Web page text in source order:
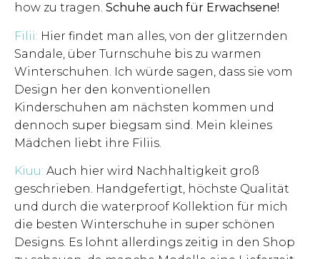
how zu tragen. Schuhe auch für Erwachsene!
Filii: Hier findet man alles, von der glitzernden
Sandale, über Turnschuhe bis zu warmen
Winterschuhen. Ich würde sagen, dass sie vom
Design her den konventionellen
Kinderschuhen am nächsten kommen und
dennoch super biegsam sind. Mein kleines
Mädchen liebt ihre Filiis.
Kiuu: Auch hier wird Nachhaltigkeit groß
geschrieben. Handgefertigt, höchste Qualität
und durch die waterproof Kollektion für mich
die besten Winterschuhe in super schönen
Designs. Es lohnt allerdings zeitig in den Shop